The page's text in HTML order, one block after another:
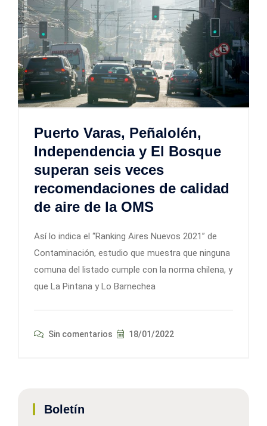
Puerto Varas, Peñalolén,
Independencia y El Bosque
superan seis veces
recomendaciones de calidad
de aire de la OMS
Así lo indica el “Ranking Aires Nuevos 2021” de
Contaminación, estudio que muestra que ninguna
comuna del listado cumple con la norma chilena, y
que La Pintana y Lo Barnechea
Sin comentarios 18/01/2022
Boletín